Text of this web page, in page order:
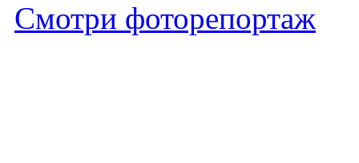
Смот­ри фо­торе­пор­таж